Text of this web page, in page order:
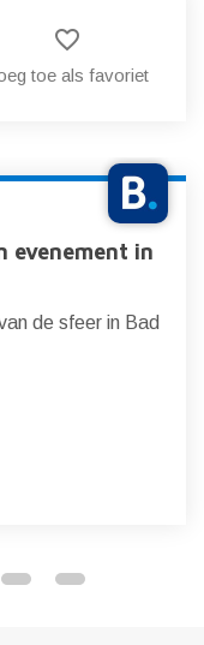
favorite_border
toe als favoriet
evenement in
de sfeer in Bad